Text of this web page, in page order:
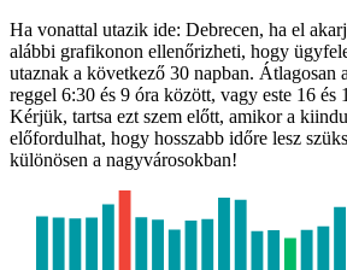
Ha vonattal utazik ide: Debrecen, ha el
alábbi grafikonon ellenőrizheti, hogy
utaznak a következő 30 napban. Átlagosan
reggel 6:30 és 9 óra között, vagy este 16 és
Kérjük, tartsa ezt szem előtt, amikor a
előfordulhat, hogy hosszabb időre lesz
különösen a nagyvárosokban!